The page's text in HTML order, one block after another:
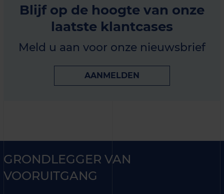
Blijf op de hoogte van onze
laatste klantcases
Meld u aan voor onze nieuwsbrief
AANMELDEN
GRONDLEGGER VAN
VOORUITGANG